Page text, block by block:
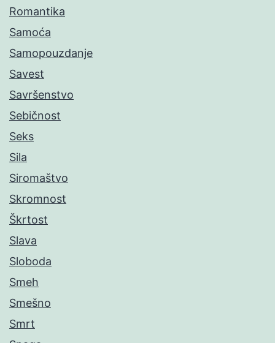
Romantika
Samoća
Samopouzdanje
Savest
Savršenstvo
Sebičnost
Seks
Sila
Siromaštvo
Skromnost
Škrtost
Slava
Sloboda
Smeh
Smešno
Smrt